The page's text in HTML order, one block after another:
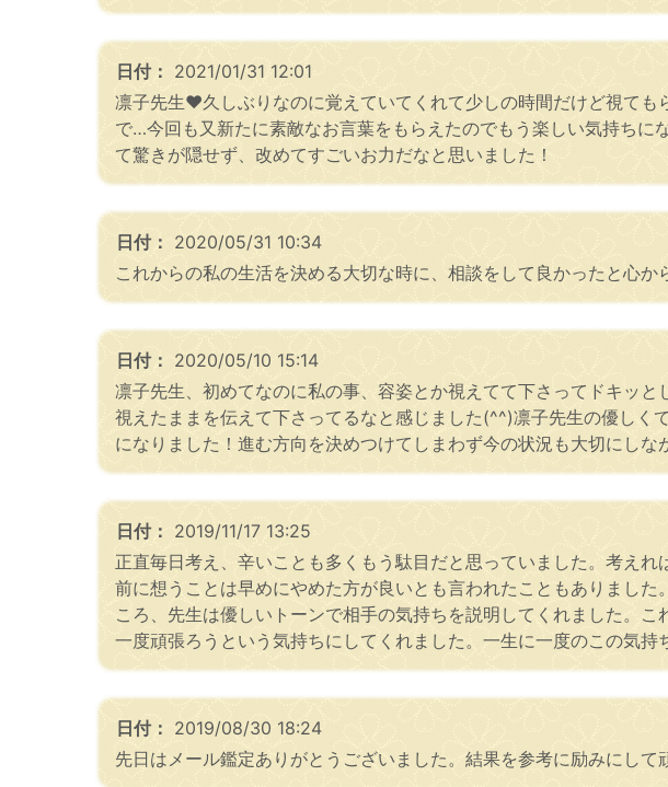
日付： 2021/01/31 12:01
凛子先生❤久しぶりなのに覚えていてくれて少しの時間だけど視て
で…今回も又新たに素敵なお言葉をもらえたのでもう楽しい気持ち
て驚きが隠せず、改めてすごいお力だなと思いました！
日付： 2020/05/31 10:34
これからの私の生活を決める大切な時に、相談をして良かったと心か
日付： 2020/05/10 15:14
凛子先生、初めてなのに私の事、容姿とか視えてて下さってドキッ
視えたままを伝えて下さってるなと感じました(^^)凛子先生の優し
になりました！進む方向を決めつけてしまわず今の状況も大切にし
日付： 2019/11/17 13:25
正直毎日考え、辛いことも多くもう駄目だと思っていました。考え
前に想うことは早めにやめた方が良いとも言われたこともありまし
ころ、先生は優しいトーンで相手の気持ちを説明してくれました。
一度頑張ろうという気持ちにしてくれました。一生に一度のこの気
日付： 2019/08/30 18:24
先日はメール鑑定ありがとうございました。結果を参考に励みにし